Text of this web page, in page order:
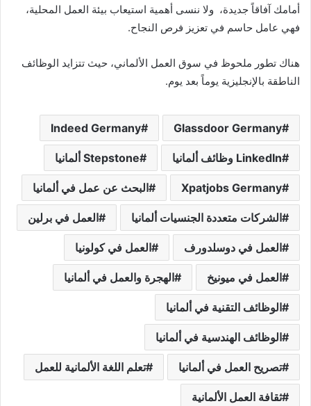
أمامك آفاقاً جديدة، ولا ننسى أهمية استيعاب بيئة العمل المحلية،
فهي عامل حاسم في تعزيز فرص النجاح.
هناك تطور ملحوظ في سوق العمل الألماني، حيث تتزايد الوظائف
الناطقة بالإنجليزية يوماً بعد يوم.
Glassdoor Germany
Indeed Germany
LinkedIn وظائف ألمانيا Stepstone ألمانيا
Xpatjobs Germany البحث عن عمل في ألمانيا
الشركات متعددة الجنسيات ألمانيا العمل في برلين
العمل في دوسلدورف العمل في كولونيا
العمل في ميونيخ الهجرة والعمل في ألمانيا
الوظائف التقنية في ألمانيا
الوظائف الهندسية في ألمانيا
تصريح العمل في ألمانيا تعلم اللغة الألمانية للعمل
ثقافة العمل الألمانية